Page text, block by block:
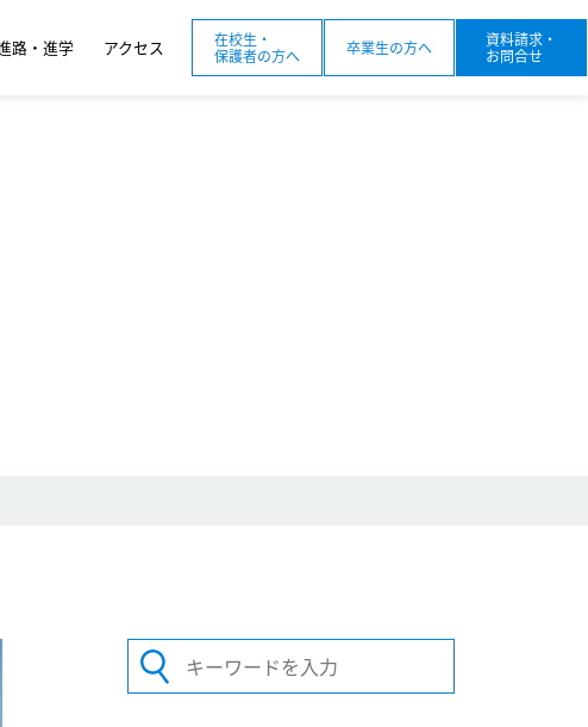
路・進学 アクセス
在校生・
保護者の方へ
卒業生の方へ
資料請求・
お問合せ